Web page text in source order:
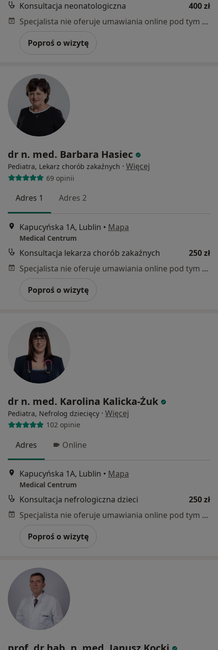
Konsultacja neonatologiczna
400 zł
Specjalista nie oferuje umawiania online pod tym adresem.
Poproś o wizytę
dr n. med. Barbara Hasiec
Pediatra, Lekarz chorób zakaźnych · Więcej
69 opinii
Adres 1 Adres 2
Kapucyńska 1A, Lublin • Mapa
Medical Centrum
Konsultacja lekarza chorób zakaźnych
250 zł
Specjalista nie oferuje umawiania online pod tym adresem.
Poproś o wizytę
dr n. med. Karolina Kalicka-Żuk
Pediatra, Nefrolog dziecięcy · Więcej
102 opinie
Adres Online
Kapucyńska 1A, Lublin • Mapa
Medical Centrum
Konsultacja nefrologiczna dzieci
250 zł
Specjalista nie oferuje umawiania online pod tym adresem.
Poproś o wizytę